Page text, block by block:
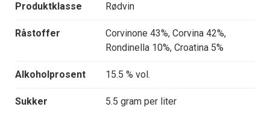
Produktklasse Rødvin
Råstoffer
Corvinone 43%, Corvina 42%,
Rondinella 10%, Croatina 5%
Alkoholprosent 15.5 % vol.
Sukker 5.5 gram per liter